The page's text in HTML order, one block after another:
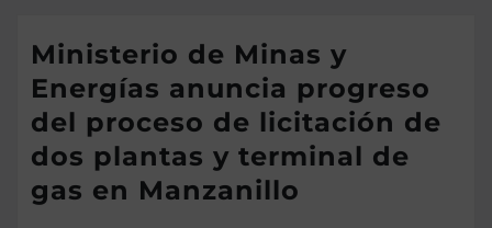
Ministerio de Minas y
Energías anuncia progreso
del proceso de licitación de
dos plantas y terminal de
gas en Manzanillo